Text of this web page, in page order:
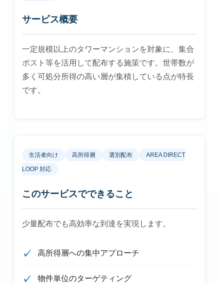
サービス概要
一定規模以上のタワーマンションを対象に、集合
ポスト等を活用して配布する施策です。世帯数が
多く可処分所得の高い層が集積している点が特長
です。
生活者向け 高所得層 選別配布 AREA DIRECT
LOOP 対応
このサービスでできること
少量配布でも高効率な到達を実現します。
高所得層への集中アプローチ
物件単位のターゲティング